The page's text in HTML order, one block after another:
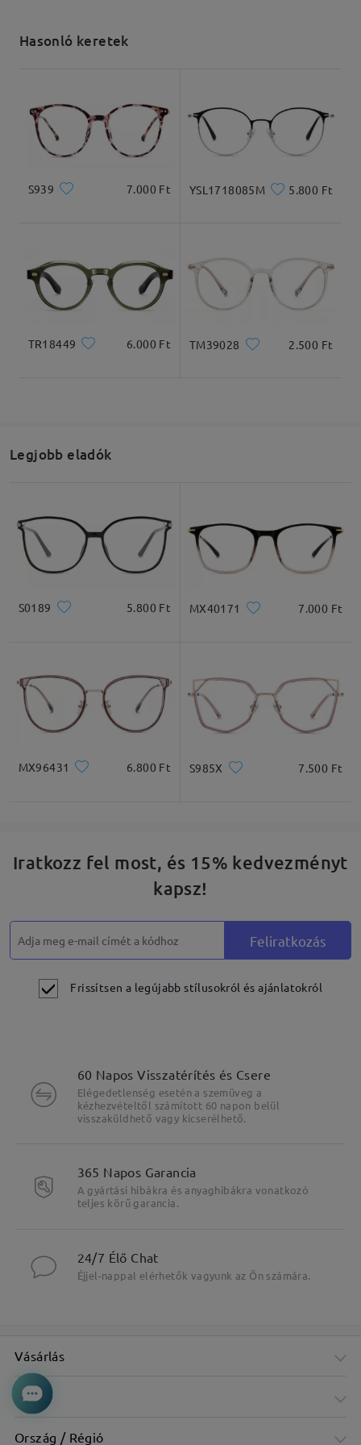
Arcforma:
Szögletes és kerek
Archossz:
20cm/7.8in
Arcszélesség:
22cm/8.6in
Teljes szélesség
130mm/ 5.12in 138mm/ 5.43in
Ajánlott arcformák
* Csak tájékoztató jellegű
Termékleírás
Kiszállítva
Hasonló keretek
S939 7.000 Ft YSL1718085M 5.800 Ft
TR18449 6.000 Ft TM39028 2.500 Ft
Legjobb eladók
S0189 5.800 Ft MX40171 7.000 Ft
MX96431 6.800 Ft S985X 7.500 Ft
Iratkozz fel most, és 15% kedvezményt
kapsz!
Feliratkozás
Frissítsen a legújabb stílusokról és ajánlatokról
60 Napos Visszatérítés és Csere
Elégedetlenség esetén a szemüveg a
kézhezvételtől számított 60 napon belül
visszaküldhető vagy kicserélhető.
365 Napos Garancia
A gyártási hibákra és anyaghibákra vonatkozó
teljes körű garancia.
24/7 Élő Chat
Éjjel-nappal elérhetők vagyunk az Ön számára.
Vásárlás
Cég
Ország / Régió